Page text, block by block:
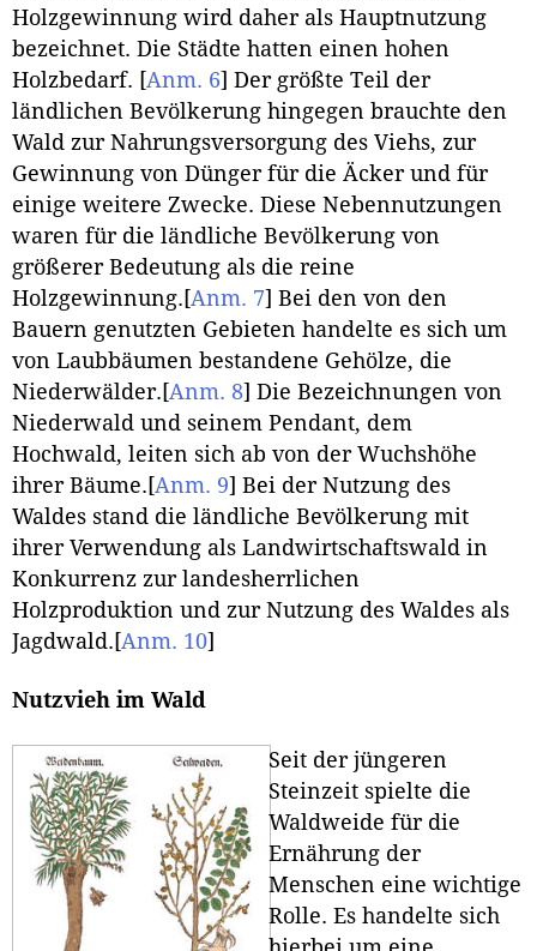
Holzgewinnung wird daher als Hauptnutzung
bezeichnet. Die Städte hatten einen hohen
Holzbedarf. [Anm. 6] Der größte Teil der
ländlichen Bevölkerung hingegen brauchte den
Wald zur Nahrungsversorgung des Viehs, zur
Gewinnung von Dünger für die Äcker und für
einige weitere Zwecke. Diese Nebennutzungen
waren für die ländliche Bevölkerung von
größerer Bedeutung als die reine
Holzgewinnung. [Anm. 7] Bei den von den
Bauern genutzten Gebieten handelte es sich um
von Laubbäumen bestandene Gehölze, die
Niederwälder. [Anm. 8] Die Bezeichnungen von
Niederwald und seinem Pendant, dem
Hochwald, leiten sich ab von der Wuchshöhe
ihrer Bäume. [Anm. 9] Bei der Nutzung des
Waldes stand die ländliche Bevölkerung mit
ihrer Verwendung als Landwirtschaftswald in
Konkurrenz zur landesherrlichen
Holzproduktion und zur Nutzung des Waldes als
Jagdwald. [Anm. 10]
Nutzvieh im Wald
Seit der jüngeren
Steinzeit spielte die
Waldweide für die
Ernährung der
Menschen eine wichtige
Rolle. Es handelte sich